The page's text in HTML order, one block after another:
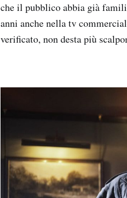
che il pubblico abbia già
anni anche nella tv
verificato, non desta più